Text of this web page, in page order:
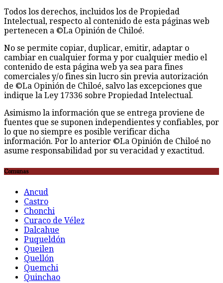
Todos los derechos, incluidos los de Propiedad
Intelectual, respecto al contenido de esta páginas web
pertenecen a ©La Opinión de Chiloé.
No se permite copiar, duplicar, emitir, adaptar o
cambiar en cualquier forma y por cualquier medio el
contenido de esta página web ya sea para fines
comerciales y/o fines sin lucro sin previa autorización
de ©La Opinión de Chiloé, salvo las excepciones que
indique la Ley 17336 sobre Propiedad Intelectual.
Asimismo la información que se entrega proviene de
fuentes que se suponen independientes y confiables, por
lo que no siempre es posible verificar dicha
información. Por lo anterior ©La Opinión de Chiloé no
asume responsabilidad por su veracidad y exactitud.
Comunas
Ancud
Castro
Chonchi
Curaco de Vélez
Dalcahue
Puqueldón
Queilen
Quellón
Quemchi
Quinchao